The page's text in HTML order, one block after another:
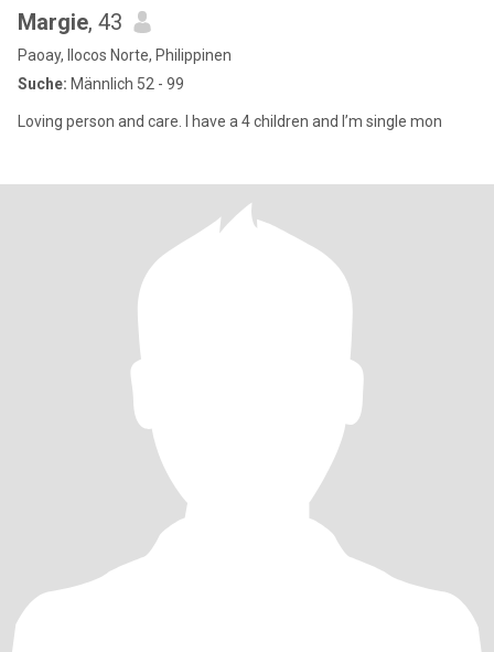
Margie, 43
Paoay, Ilocos Norte, Philippinen
Suche: Männlich 52 - 99
Loving person and care. I have a 4 children and I’m single mon